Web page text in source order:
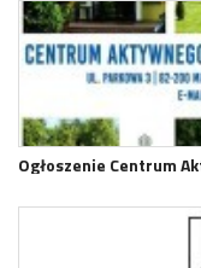
Ogłoszenie Centrum